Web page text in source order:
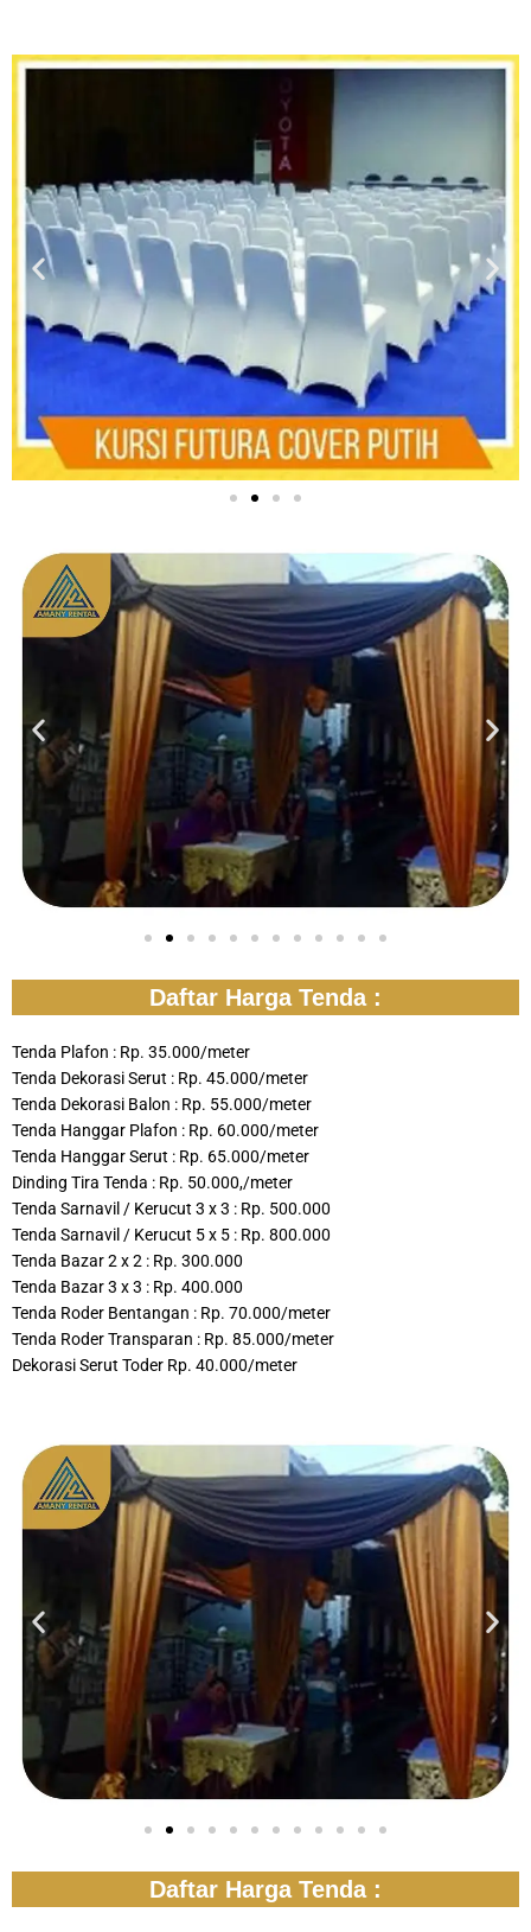
Daftar Harga Tenda :
Tenda Plafon : Rp. 35.000/meter
Tenda Dekorasi Serut : Rp. 45.000/meter
Tenda Dekorasi Balon : Rp. 55.000/meter
Tenda Hanggar Plafon : Rp. 60.000/meter
Tenda Hanggar Serut : Rp. 65.000/meter
Dinding Tira Tenda : Rp. 50.000,/meter
Tenda Sarnavil / Kerucut 3 x 3 : Rp. 500.000
Tenda Sarnavil / Kerucut 5 x 5 : Rp. 800.000
Tenda Bazar 2 x 2 : Rp. 300.000
Tenda Bazar 3 x 3 : Rp. 400.000
Tenda Roder Bentangan : Rp. 70.000/meter
Tenda Roder Transparan : Rp. 85.000/meter
Dekorasi Serut Toder Rp. 40.000/meter
Daftar Harga Tenda :